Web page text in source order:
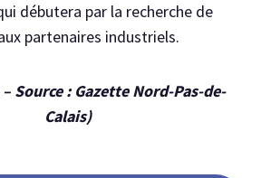
débutera par la recherche de
partenaires industriels.
Source : Gazette Nord-Pas-de-
Calais)